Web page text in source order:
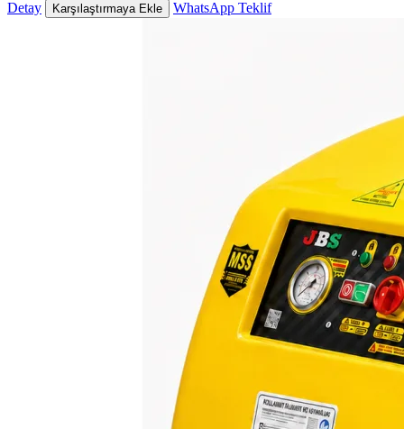
Detay Karşılaştırmaya Ekle WhatsApp Teklif